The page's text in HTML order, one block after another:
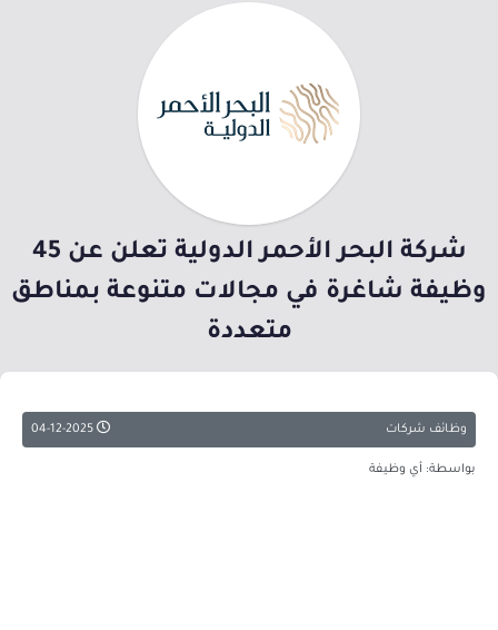
شركة البحر الأحمر الدولية تعلن عن 45
وظيفة شاغرة في مجالات متنوعة بمناطق
متعددة
وظائف شركات
بواسطة: أي وظيفة